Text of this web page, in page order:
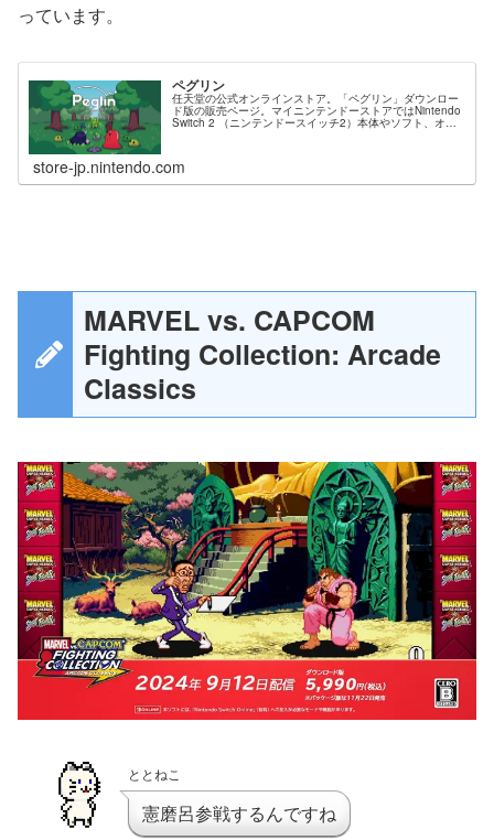
っています。
ペグリン
任天堂の公式オンラインストア。「ペグリン」ダウンロー
ド版の販売ページ。マイニンテンドーストアではNintendo
Switch 2 （ニンテンドースイッチ2）本体やソフト、オリ
ジナルグッズ、公式ストア限定商品などを販売中。
store-jp.nintendo.com
MARVEL vs. CAPCOM
Fighting Collection: Arcade
Classics
ととねこ
憲磨呂参戦するんですね